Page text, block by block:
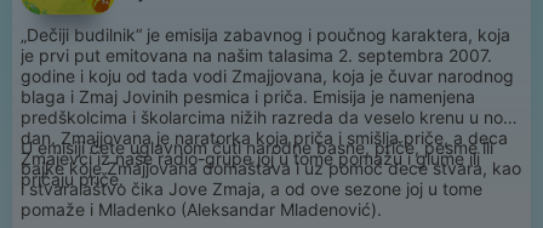
„Dečiji budilnik“ je emisija zabavnog i poučnog karaktera, koja
je prvi put emitovana na našim talasima 2. septembra 2007.
godine i koju od tada vodi Zmajjovana, koja je čuvar narodnog
blaga i Zmaj Jovinih pesmica i priča. Emisija je namenjena
predškolcima i školarcima nižih razreda da veselo krenu u novi
dan. Zmajjovana je naratorka koja priča i smišlja priče, a deca
Zmajevci iz naše radio-grupe joj u tome pomažu i glume ili
pričaju priče.
U emisiji ćete uglavnom čuti narodne basne, priče, pesme ili
bajke koje Zmajjovana domaštava i uz pomoć dece stvara, kao
i stvaralaštvo čika Jove Zmaja, a od ove sezone joj u tome
pomaže i Mladenko (Aleksandar Mladenović).